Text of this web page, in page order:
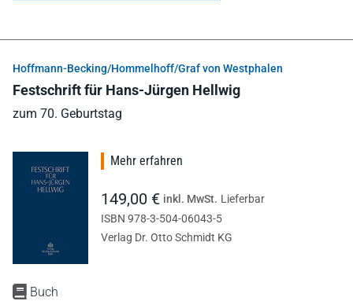
Hoffmann-Becking/Hommelhoff/Graf von Westphalen
Festschrift für Hans-Jürgen Hellwig
zum 70. Geburtstag
Buch
Mehr erfahren
149,00 € inkl. MwSt. Lieferbar
ISBN 978-3-504-06043-5
Verlag Dr. Otto Schmidt KG